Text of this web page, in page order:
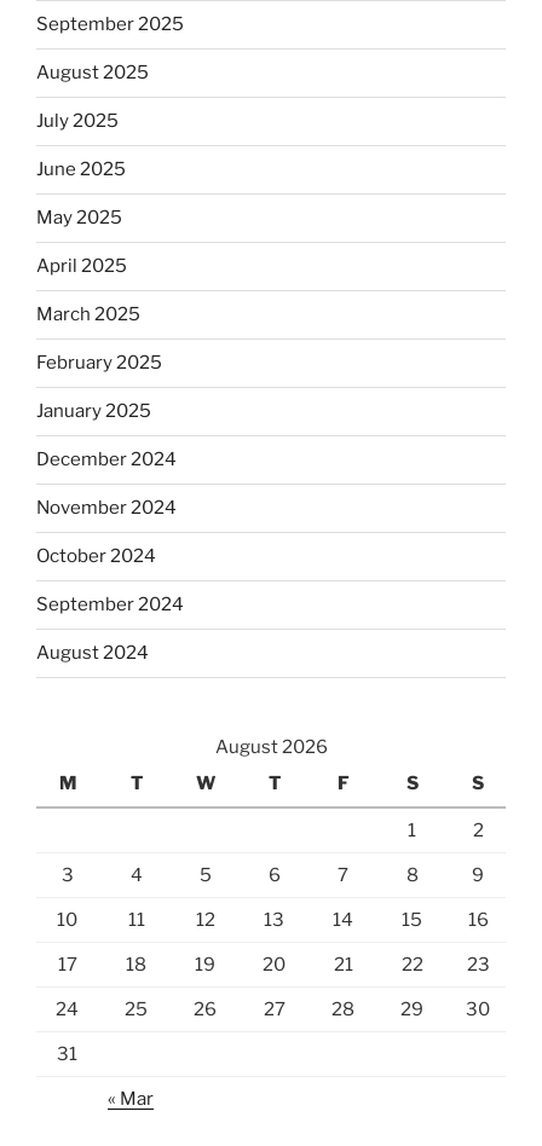
September 2025
August 2025
July 2025
June 2025
May 2025
April 2025
March 2025
February 2025
January 2025
December 2024
November 2024
October 2024
September 2024
August 2024
August 2026
M
T W T F S S
1 2
3 4 5 6 7 8 9
10 11 12 13 14 15 16
17 18 19 20 21 22 23
24 25 26 27 28 29 30
31
« Mar